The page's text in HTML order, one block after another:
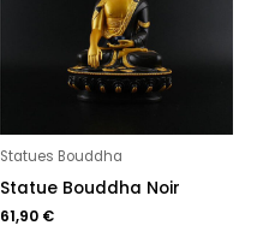
Statues Bouddha
Statue Bouddha Noir
61,90 €